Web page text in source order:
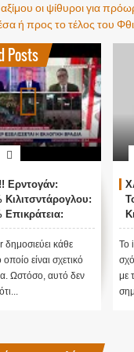
οι ψίθυροι για
ή προς το τέλος του
Posts
Ερντογάν:
Κιλιτσντάρογλου:
Επικράτεια:
κάθε
είναι σχετικό
Ωστόσο, αυτό δεν
Το
με